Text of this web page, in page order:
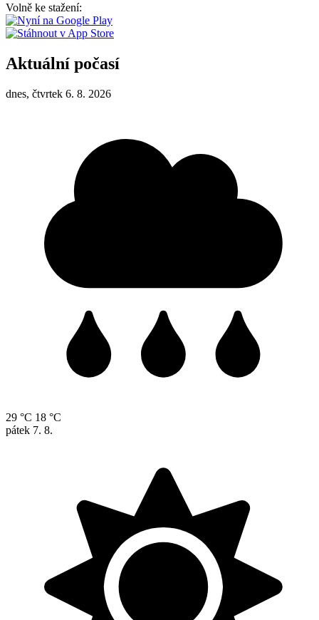
Volně ke stažení:
Aktuální počasí
dnes, čtvrtek 6. 8. 2026
29 °C 18 °C
pátek 7. 8.